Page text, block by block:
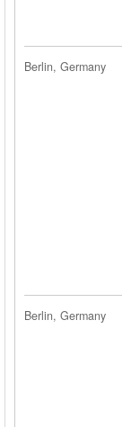
Berlin, Germany
Berlin, Germany